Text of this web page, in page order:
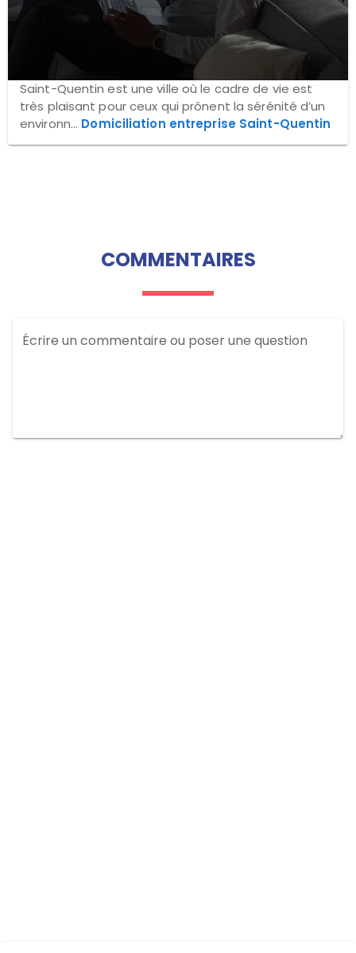
Saint-Quentin est une ville où le cadre de vie est
très plaisant pour ceux qui prônent la sérénité d’un
environn... Domiciliation entreprise Saint-Quentin
COMMENTAIRES
Écrire un commentaire ou poser une question